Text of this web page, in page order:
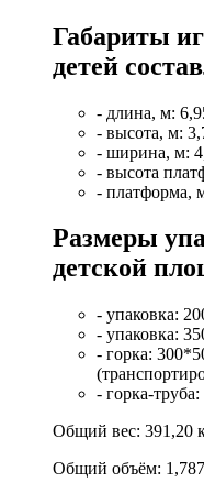
Габариты
детей
- длина, м:
- высота, м:
- ширина, м:
- высота
- платформа,
Размеры
детской
- упаковка:
- упаковка:
- горка:
- горка-
Общий вес: 391,20
Общий объём: